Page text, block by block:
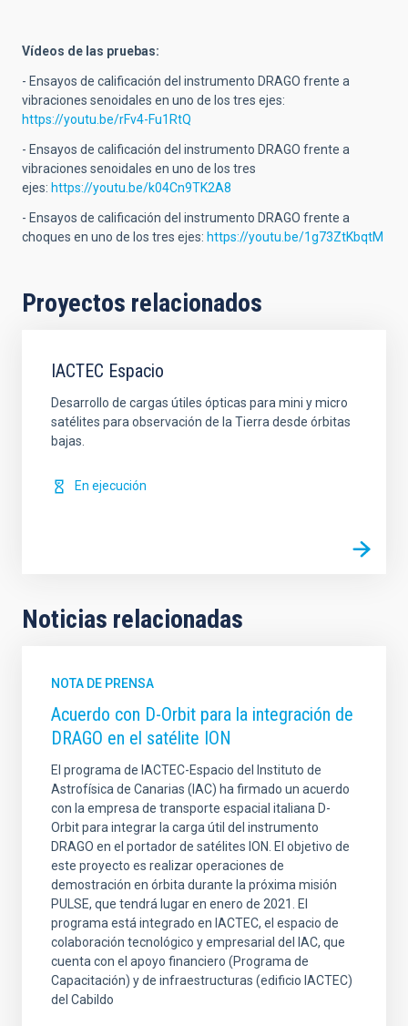
Vídeos de las pruebas:
- Ensayos de calificación del instrumento DRAGO frente a
vibraciones senoidales en uno de los tres ejes:
https://youtu.be/rFv4-Fu1RtQ
- Ensayos de calificación del instrumento DRAGO frente a
vibraciones senoidales en uno de los tres
ejes: https://youtu.be/k04Cn9TK2A8
- Ensayos de calificación del instrumento DRAGO frente a
choques en uno de los tres ejes: https://youtu.be/1g73ZtKbqtM
Proyectos relacionados
IACTEC Espacio
Desarrollo de cargas útiles ópticas para mini y micro
satélites para observación de la Tierra desde órbitas
bajas.
En ejecución
Noticias relacionadas
NOTA DE PRENSA
Acuerdo con D-Orbit para la integración de
DRAGO en el satélite ION
El programa de IACTEC-Espacio del Instituto de
Astrofísica de Canarias (IAC) ha firmado un acuerdo
con la empresa de transporte espacial italiana D-
Orbit para integrar la carga útil del instrumento
DRAGO en el portador de satélites ION. El objetivo de
este proyecto es realizar operaciones de
demostración en órbita durante la próxima misión
PULSE, que tendrá lugar en enero de 2021. El
programa está integrado en IACTEC, el espacio de
colaboración tecnológico y empresarial del IAC, que
cuenta con el apoyo financiero (Programa de
Capacitación) y de infraestructuras (edificio IACTEC)
del Cabildo